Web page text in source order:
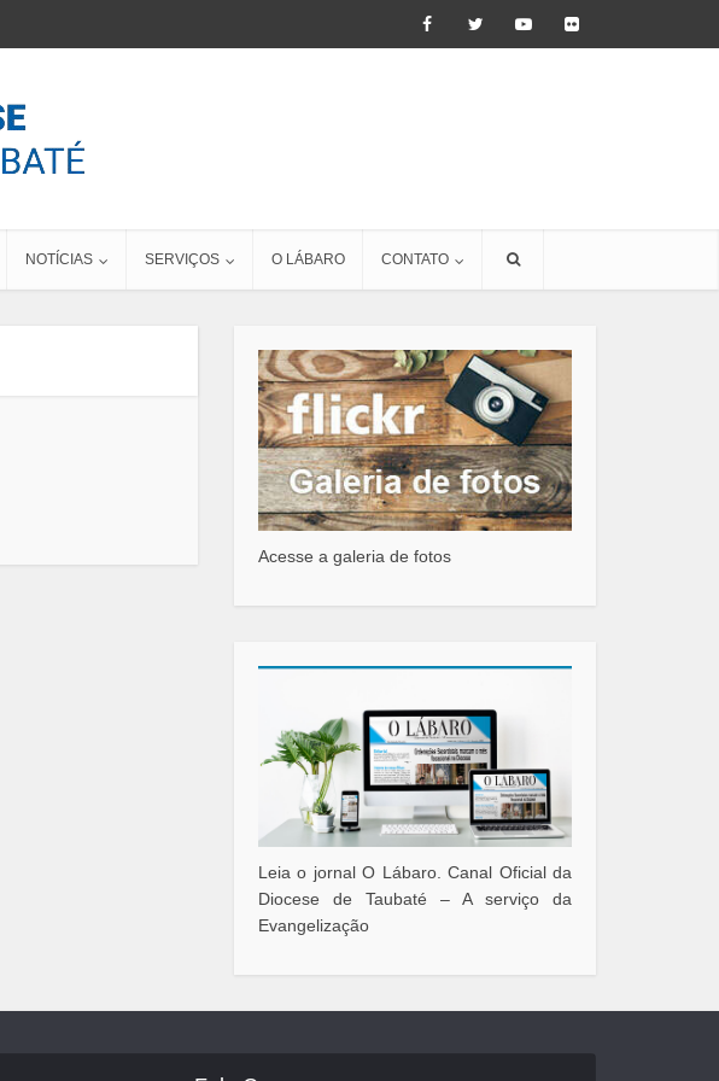
NOTÍCIAS SERVIÇOS O LÁBARO CONTATO
Acesse a galeria de fotos
Leia o jornal O Lábaro. Canal Oficial da
Diocese de Taubaté – A serviço da
Evangelização